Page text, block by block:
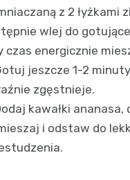
z 2 łyżkami
wlej do
czas energicznie
jeszcze 1-2
zgęstnieje.
kawałki ananasa,
i odstaw do